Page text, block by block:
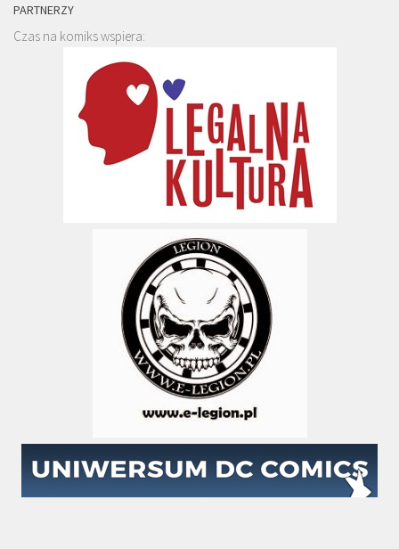
PARTNERZY
Czas na komiks wspiera: